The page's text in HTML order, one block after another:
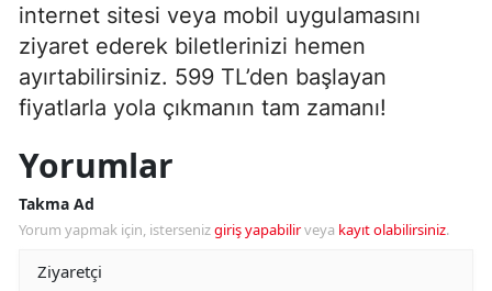
internet sitesi veya mobil uygulamasını
ziyaret ederek biletlerinizi hemen
ayırtabilirsiniz. 599 TL’den başlayan
fiyatlarla yola çıkmanın tam zamanı!
Yorumlar
Takma Ad
Yorum yapmak için, istersenizgiriş yapabilirveya kayıt olabilirsiniz.